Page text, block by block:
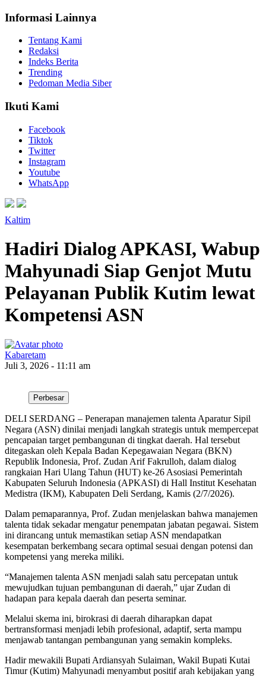
Informasi Lainnya
Tentang Kami
Redaksi
Indeks Berita
Trending
Pedoman Media Siber
Ikuti Kami
Facebook
Tiktok
Twitter
Instagram
Youtube
WhatsApp
Kaltim
Hadiri Dialog APKASI, Wabup
Mahyunadi Siap Genjot Mutu
Pelayanan Publik Kutim lewat
Kompetensi ASN
Kabaretam
Juli 3, 2026 - 11:11 am
Perbesar
DELI SERDANG – Penerapan manajemen talenta Aparatur Sipil
Negara (ASN) dinilai menjadi langkah strategis untuk mempercepat
pencapaian target pembangunan di tingkat daerah. Hal tersebut
ditegaskan oleh Kepala Badan Kepegawaian Negara (BKN)
Republik Indonesia, Prof. Zudan Arif Fakrulloh, dalam dialog
rangkaian Hari Ulang Tahun (HUT) ke-26 Asosiasi Pemerintah
Kabupaten Seluruh Indonesia (APKASI) di Hall Institut Kesehatan
Medistra (IKM), Kabupaten Deli Serdang, Kamis (2/7/2026).
​Dalam pemaparannya, Prof. Zudan menjelaskan bahwa manajemen
talenta tidak sekadar mengatur penempatan jabatan pegawai. Sistem
ini dirancang untuk memastikan setiap ASN mendapatkan
kesempatan berkembang secara optimal sesuai dengan potensi dan
kompetensi yang mereka miliki.
​“Manajemen talenta ASN menjadi salah satu percepatan untuk
mewujudkan tujuan pembangunan di daerah,” ujar Zudan di
hadapan para kepala daerah dan peserta seminar.
​Melalui skema ini, birokrasi di daerah diharapkan dapat
bertransformasi menjadi lebih profesional, adaptif, serta mampu
menjawab tantangan pembangunan yang semakin kompleks.
​Hadir mewakili Bupati Ardiansyah Sulaiman, Wakil Bupati Kutai
Timur (Kutim) Mahyunadi menyambut positif arah kebijakan yang